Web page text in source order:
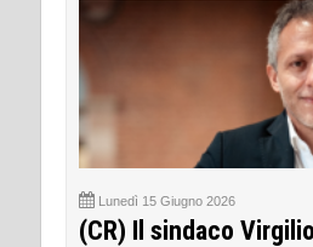
Lunedì 15 Giugno 2026
(CR) Il sindaco